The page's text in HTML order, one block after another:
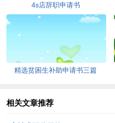
4s店辞职申请书
精选贫困生补助申请书三篇
相关文章推荐